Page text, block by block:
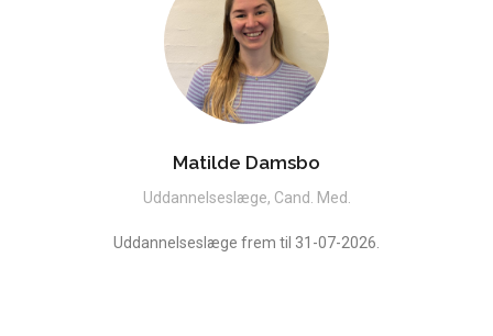
Matilde Damsbo
Uddannelseslæge, Cand. Med.
Uddannelseslæge frem til 31-07-2026.